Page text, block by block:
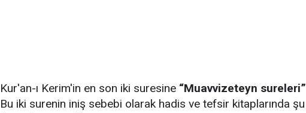
Kur'an-ı Kerim'in en son iki suresine “Muavvizeteyn sureleri”
Bu iki surenin iniş sebebi olarak hadis ve tefsir kitaplarında şu